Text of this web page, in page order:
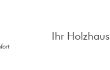
Ihr Holzhaus